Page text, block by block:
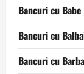
Bancuri cu
Bancuri cu
Bancuri cu